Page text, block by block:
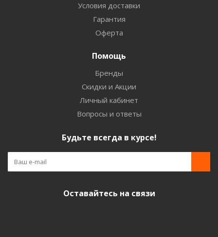
Условия доставки
Гарантия
Оферта
Помощь
Бренды
Скидки и Акции
Личный кабинет
Вопросы и ответы
Будьте всегда в курсе!
Оставайтесь на связи